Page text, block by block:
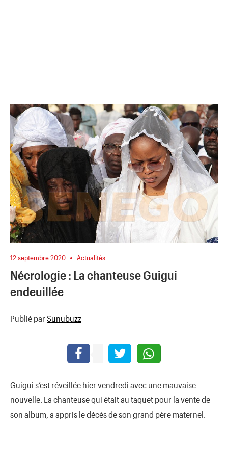
12 septembre 2020 Actualités
Nécrologie : La chanteuse Guigui
endeuillée
Publié par Sunubuzz
Guigui s’est réveillée hier vendredi avec une mauvaise
nouvelle. La chanteuse qui était au taquet pour la vente de
son album, a appris le décès de son grand père maternel.